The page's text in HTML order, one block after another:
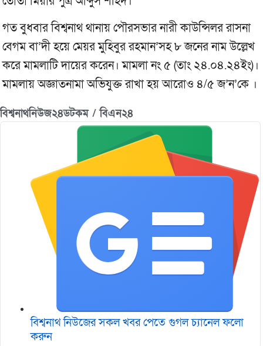
গত বুধবার বিশ্বনাথ থানায় পৌরসভার নারী কাউন্সিলর রাসনা
বেগম বা’দী হয়ে মেয়র মুহিবুর রহমান’সহ ৮ জনের নাম উল্লেখ
করে মামলাটি দায়ের করেন। মামলা নং ৫ (তাং ২৪.০৪.২৪ইং)।
মামলায় অজ্ঞাতনামা অভিযুক্ত রাখা হয় আরোও ৪/৫ জ’ন’কে ।
বিশ্বনাথনিউজ২৪ডটকম / বিএন২৪
বিশ্বনাথ নিউজের সকল খবর পেতে গুগল চ‌্যানেল ফলো
করুন